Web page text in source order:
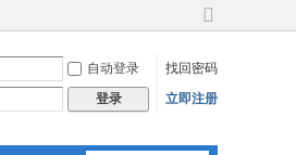
切
到
宽
自动登录
找回密码
登录 立即注册